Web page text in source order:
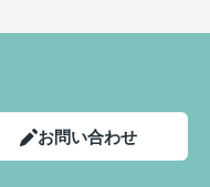
お問い合わせ